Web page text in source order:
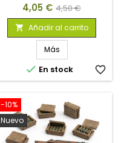
Precio
4,05 € Precio
base
4,50 €
 Añadir al carrito
Más
 En stock favorite_border
-10%
Nuevo